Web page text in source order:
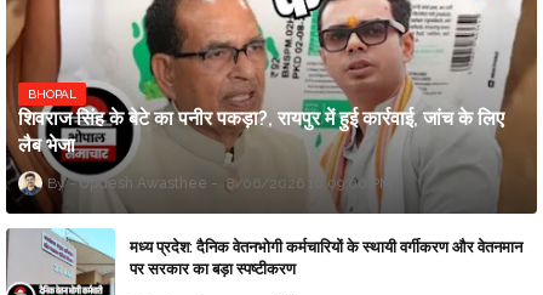
BHOPAL
शिवराज सिंह के बेटे का पनीर पकड़ा?, रायपुर में हुई कार्रवाई, जांच के लिए
लैब भेजा
Updesh Awasthee 8/06/2026 10:09:00 PM
मध्य प्रदेश: दैनिक वेतनभोगी कर्मचारियों के स्थायी वर्गीकरण और वेतनमान
पर सरकार का बड़ा स्पष्टीकरण